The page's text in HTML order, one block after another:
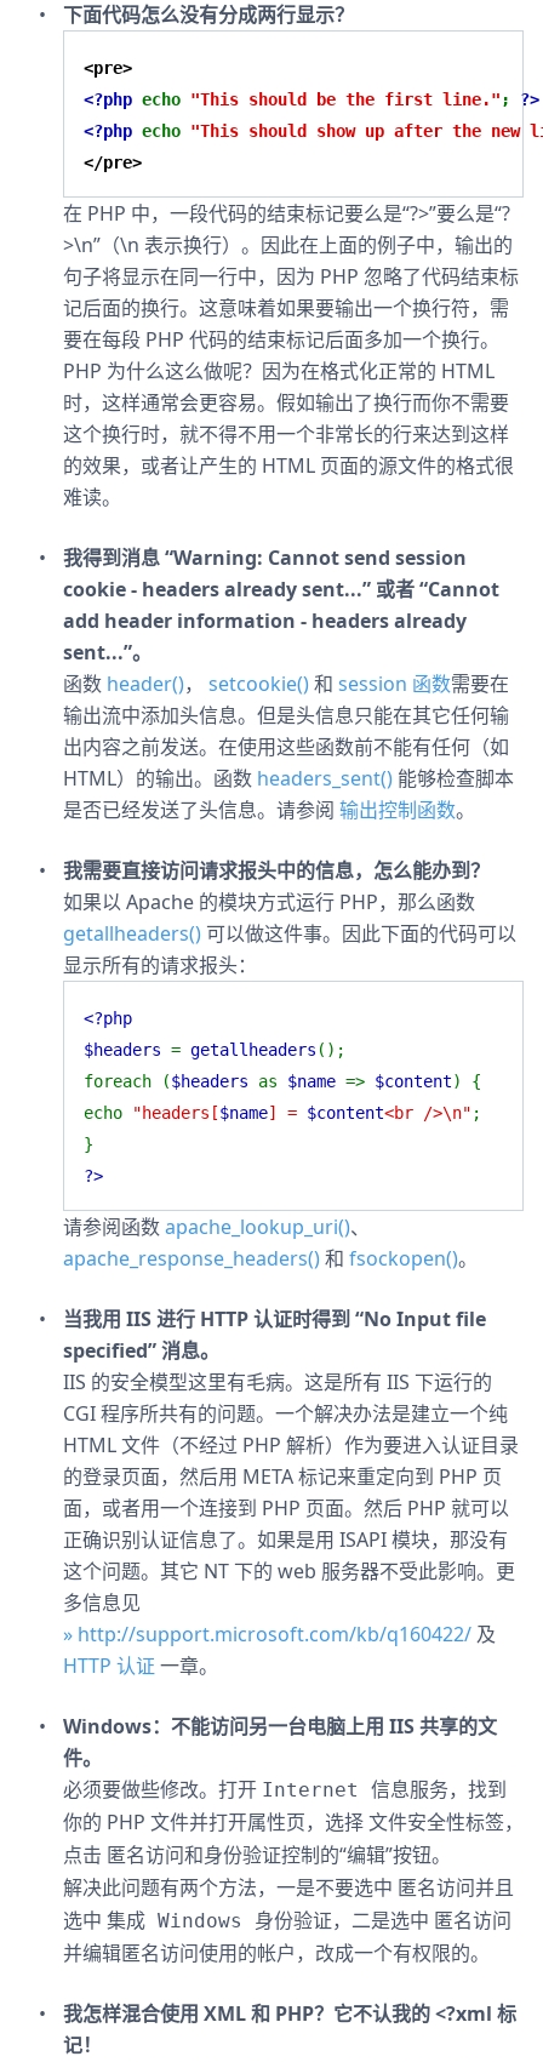
下面代码怎么没有分成两行显示？
<pre>
<?php echo "This should be the first line." ; ?>
<?php echo "This should show up after the new
</pre>
在 PHP 中，一段代码的结束标记要么是“?>”要么是“?
>\n”（\n 表示换行）。因此在上面的例子中，输出的
句子将显示在同一行中，因为 PHP 忽略了代码结束标
记后面的换行。这意味着如果要输出一个换行符，需
要在每段 PHP 代码的结束标记后面多加一个换行。
PHP 为什么这么做呢？因为在格式化正常的 HTML
时，这样通常会更容易。假如输出了换行而你不需要
这个换行时，就不得不用一个非常长的行来达到这样
的效果，或者让产生的 HTML 页面的源文件的格式很
难读。
我得到消息 “Warning: Cannot send session
cookie - headers already sent...” 或者 “Cannot
add header information - headers already
sent...”。
函数 header()， setcookie()和 session 函数需要在
输出流中添加头信息。但是头信息只能在其它任何输
出内容之前发送。在使用这些函数前不能有任何（如
HTML）的输出。函数 headers_sent() 能够检查脚本
是否已经发送了头信息。请参阅 输出控制函数。
我需要直接访问请求报头中的信息，怎么能办到？
如果以 Apache 的模块方式运行 PHP，那么函数
getallheaders() 可以做这件事。因此下面的代码可以
显示所有的请求报头：
<?php
$headers = getallheaders ();
foreach ($headers as $name => $content) {
echo
"headers[$name] = $content<br />\n" ;
}
?>
请参阅函数apache_lookup_uri()、
apache_response_headers()和 fsockopen()。
当我用 IIS 进行 HTTP 认证时得到 “No Input file
specified” 消息。
IIS 的安全模型这里有毛病。这是所有 IIS 下运行的
CGI 程序所共有的问题。一个解决办法是建立一个纯
HTML 文件（不经过 PHP 解析）作为要进入认证目录
的登录页面，然后用 META 标记来重定向到 PHP 页
面，或者用一个连接到 PHP 页面。然后 PHP 就可以
正确识别认证信息了。如果是用 ISAPI 模块，那没有
这个问题。其它 NT 下的 web 服务器不受此影响。更
多信息见
» http://support.microsoft.com/kb/q160422/ 及
HTTP 认证 一章。
Windows：不能访问另一台电脑上用 IIS 共享的文
件。
必须要做些修改。打开 Internet 信息服务，找到
你的 PHP 文件并打开属性页，选择 文件安全性标签，
点击 匿名访问和身份验证控制 的“编辑”按钮。
解决此问题有两个方法，一是不要选中 匿名访问并且
选中 集成 Windows 身份验证，二是选中 匿名访问
并编辑匿名访问使用的帐户，改成一个有权限的。
我怎样混合使用 XML 和 PHP？它不认我的 <?xml 标
记！